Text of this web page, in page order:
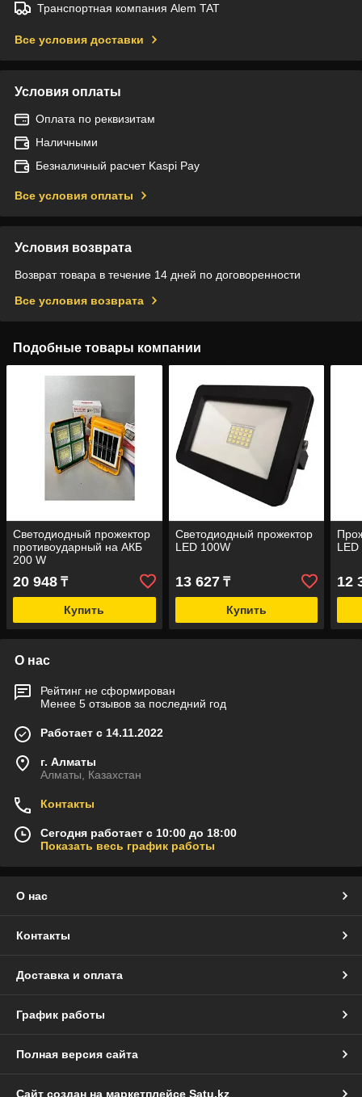
Транспортная компания Alem TAT
Все условия доставки
Условия оплаты
Оплата по реквизитам
Наличными
Безналичный расчет Kaspi Pay
Все условия оплаты
Условия возврата
Возврат товара в течение 14 дней по договоренности
Все условия возврата
Подобные товары компании
Светодиодный прожектор
противоударный на АКБ
200 W
20 948 ₸
Купить
Светодиодный прожектор
LED 100W
13 627₸
Купить
LED
12
О нас
Рейтинг не сформирован
Менее 5 отзывов за последний год
Работает с 14.11.2022
г. Алматы
Алматы, Казахстан
Контакты
Сегодня работает с 10:00 до 18:00
Показать весь график работы
О нас
Контакты
Доставка и оплата
График работы
Полная версия сайта
Сайт создан на маркетплейсе Satu.kz